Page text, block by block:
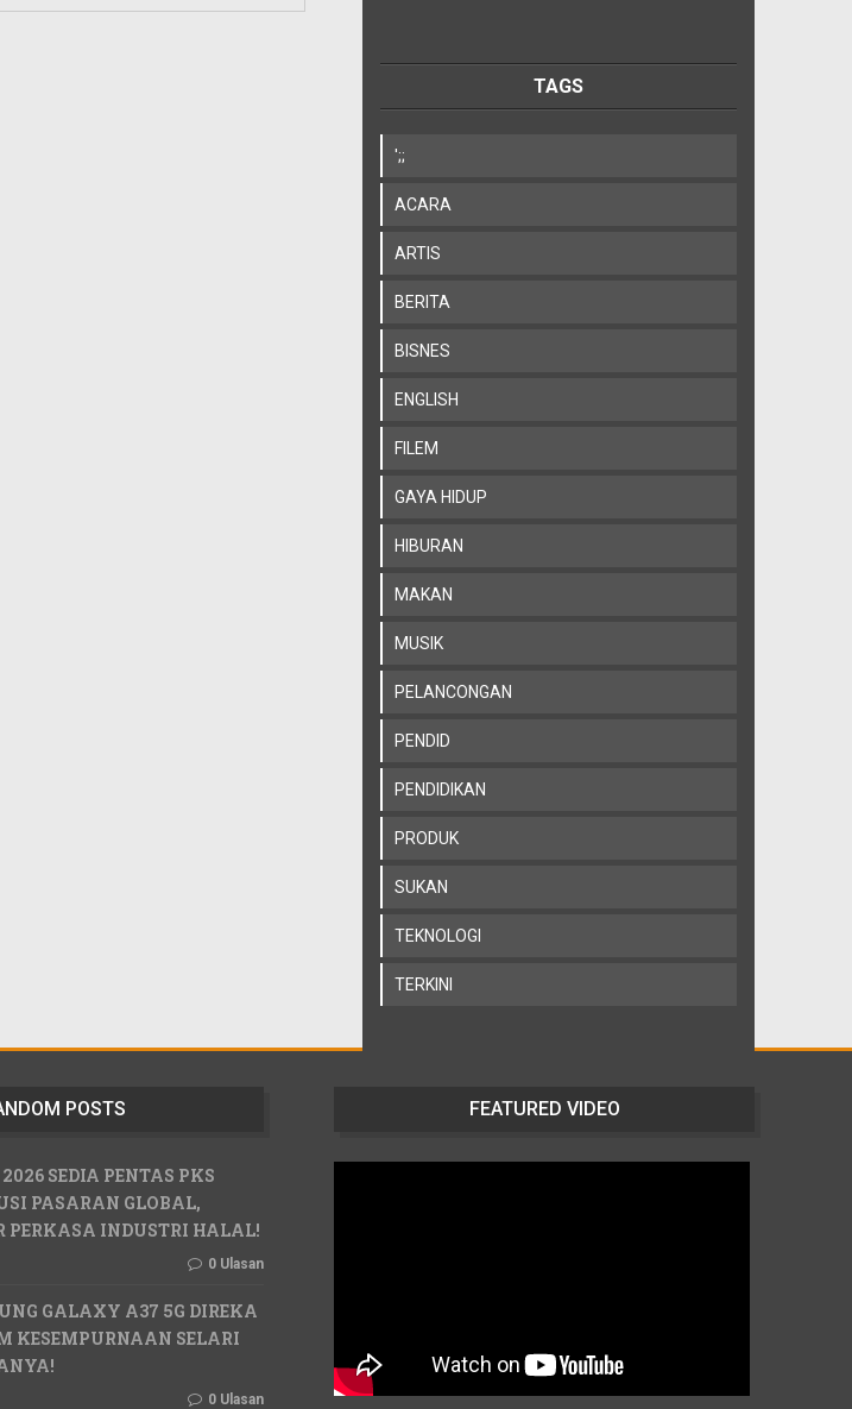
TAGS
';;
ACARA
ARTIS
BERITA
BISNES
ENGLISH
FILEM
GAYA HIDUP
HIBURAN
MAKAN
MUSIK
PELANCONGAN
PENDID
PENDIDIKAN
PRODUK
SUKAN
TEKNOLOGI
TERKINI
POSTS
SEDIA PENTAS PKS
PASARAN GLOBAL,
PERKASA INDUSTRI HALAL!
0 Ulasan
GALAXY A37 5G DIREKA
KESEMPURNAAN SELARI
0 Ulasan
FEATURED VIDEO